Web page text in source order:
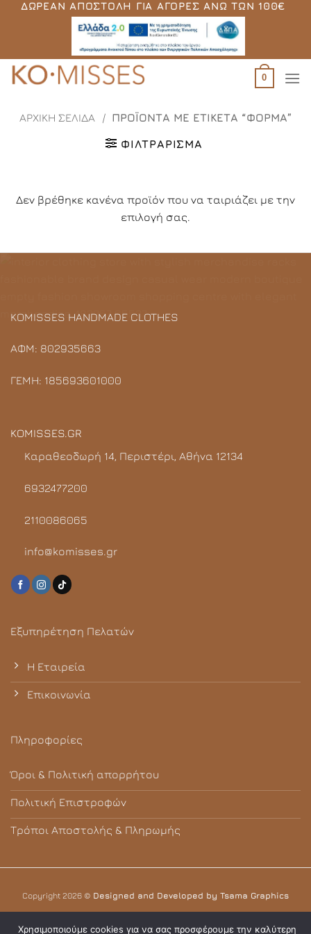
Μετάβαση
ΔΩΡΕΆΝ ΑΠΟΣΤΟΛΉ ΓΙΑ ΑΓΟΡΈΣ ΆΝΩ ΤΩΝ 100€
0
ΑΡΧΙΚΉ ΣΕΛΊΔΑ / ΠΡΟΪΌΝΤΑ ΜΕ ΕΤΙΚΈΤΑ “ΦΌΡΜΑ”
ΦΙΛΤΡΆΡΙΣΜΑ
Δεν βρέθηκε κανένα προϊόν που να ταιριάζει με την
επιλογή σας.
KOMISSES HANDMADE CLOTHES
ΑΦΜ: 802935663
ΓΕΜΗ: 185693601000
Εξυπηρέτηση Πελατών
Η Εταιρεία
Επικοινωνία
Πληροφορίες
Όροι & Πολιτική απορρήτου
Πολιτική Επιστροφών
Τρόποι Αποστολής & Πληρωμής
KOMISSES.GR
Καραθεοδωρή 14, Περιστέρι, Αθήνα 12134
6932477200
2110086065
info@komisses.gr
Copyright 2026 © Designed and Developed by Tsama Graphics
Χρησιμοποιούμε cookies για να σας προσφέρουμε την καλύτερη